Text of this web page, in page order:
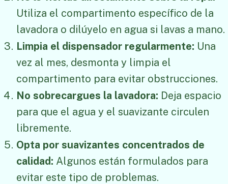
Utiliza el compartimento específico de la
lavadora o dilúyelo en agua si lavas a mano.
Limpia el dispensador regularmente: Una
vez al mes, desmonta y limpia el
compartimento para evitar obstrucciones.
No sobrecargues la lavadora: Deja espacio
para que el agua y el suavizante circulen
libremente.
Opta por suavizantes concentrados de
calidad: Algunos están formulados para
evitar este tipo de problemas.